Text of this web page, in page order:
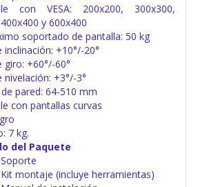
con VESA: 200x200, 300x300,
y 600x400
soportado de pantalla: 50 kg
inclinación: +10°/-20°
giro: +60°/-60°
nivelación: +3°/-3°
pared: 64-510 mm
con pantallas curvas
7 kg.
del Paquete
montaje (incluye herramientas)